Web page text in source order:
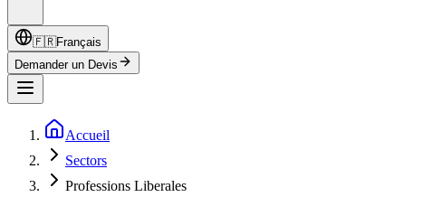
🇫🇷Français
Demander un Devis
Accueil
Sectors
Professions Liberales